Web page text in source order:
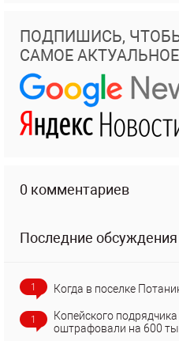
ПОДПИШИСЬ,
САМОЕ АКТУАЛЬНОЕ
0 комментариев
Последние обсуждения
1 Когда в поселке
1
Копейского
оштрафовали на 600